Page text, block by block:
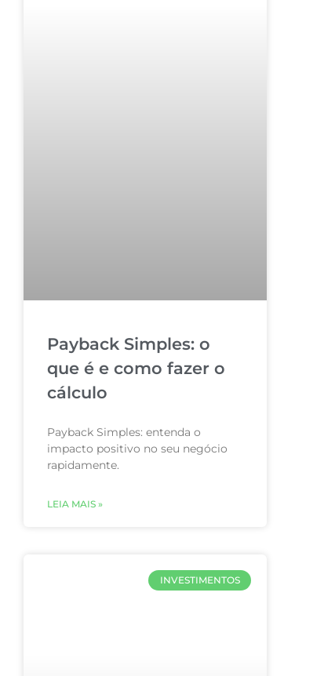
Payback Simples: o
que é e como fazer o
cálculo
Payback Simples: entenda o
impacto positivo no seu negócio
rapidamente.
LEIA MAIS »
INVESTIMENTOS